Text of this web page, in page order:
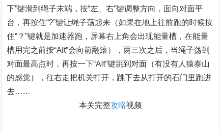
下”键滑到绳子末端，按“左、右”键调整方向，面向对面平
台，再按住“?”键让绳子荡起来（如果在地上往前跑的时候按
住“？”键就是加速器跑，屏幕右上角会出现能量槽，在能量
槽用完之前按“Alt”会向前翻滚），两三次之后，当绳子荡到
对面最高点时，再按一下“Alt”键跳到对面（有没有人猿泰山
的感觉），往右走把机关打开，跳下去从打开的石门里跑进
去……
本关完整攻略视频